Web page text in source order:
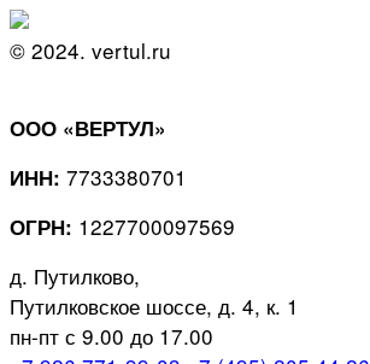
© 2024. vertul.ru
ООО «ВЕРТУЛ»
ИНН: 7733380701
ОГРН: 1227700097569
д. Путилково,
Путилковское шоссе, д. 4, к. 1
пн-пт с 9.00 до 17.00